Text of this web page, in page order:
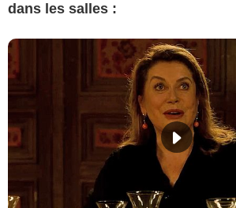
dans les salles :